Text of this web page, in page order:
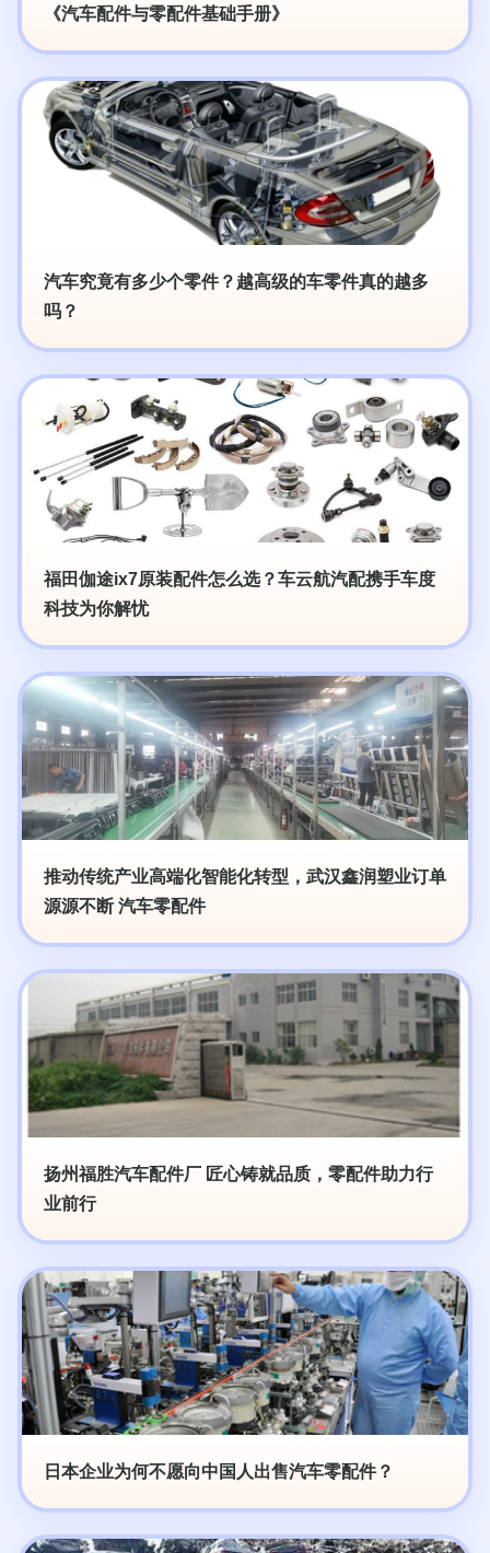
《汽车配件与零配件基础手册》
汽车究竟有多少个零件？越高级的车零件真的越多
吗？
福田伽途ix7原装配件怎么选？车云航汽配携手车度
科技为你解忧
推动传统产业高端化智能化转型，武汉鑫润塑业订单
源源不断 汽车零配件
扬州福胜汽车配件厂 匠心铸就品质，零配件助力行
业前行
日本企业为何不愿向中国人出售汽车零配件？